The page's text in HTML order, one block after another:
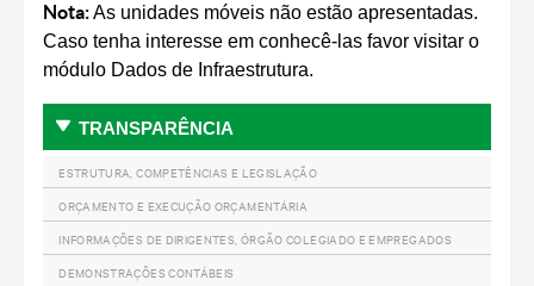
Nota:As unidades móveis não estão apresentadas.
Caso tenha interesse em conhecê-las favor visitar o
módulo Dados de Infraestrutura.
TRANSPARÊNCIA
ESTRUTURA, COMPETÊNCIAS E LEGISLAÇÃO
ORÇAMENTO E EXECUÇÃO ORÇAMENTÁRIA
INFORMAÇÕES DE DIRIGENTES, ÓRGÃO COLEGIADO E EMPREGADOS
DEMONSTRAÇÕES CONTÁBEIS